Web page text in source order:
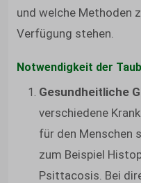
und welche Methoden
Verfügung stehen.
Notwendigkeit der
Gesundheitliche
verschiedene
für den Menschen
zum Beispiel
Psittacosis. Bei